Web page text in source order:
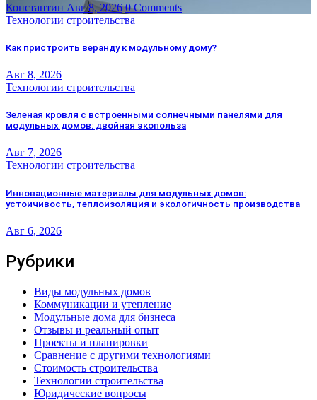
Константин Авг 8, 2026 0 Comments
Технологии строительства
Как пристроить веранду к модульному дому?
Авг 8, 2026
Технологии строительства
Зеленая кровля с встроенными солнечными панелями для
модульных домов: двойная экопольза
Авг 7, 2026
Технологии строительства
Инновационные материалы для модульных домов:
устойчивость, теплоизоляция и экологичность производства
Авг 6, 2026
Рубрики
Виды модульных домов
Коммуникации и утепление
Модульные дома для бизнеса
Отзывы и реальный опыт
Проекты и планировки
Сравнение с другими технологиями
Стоимость строительства
Технологии строительства
Юридические вопросы